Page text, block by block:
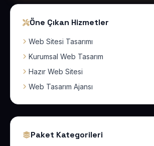
Öne Çıkan Hizmetler
Web Sitesi Tasarımı
Kurumsal Web Tasarım
Hazır Web Sitesi
Web Tasarım Ajansı
Paket Kategorileri